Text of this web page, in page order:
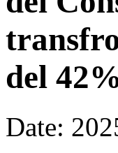
del
Date: